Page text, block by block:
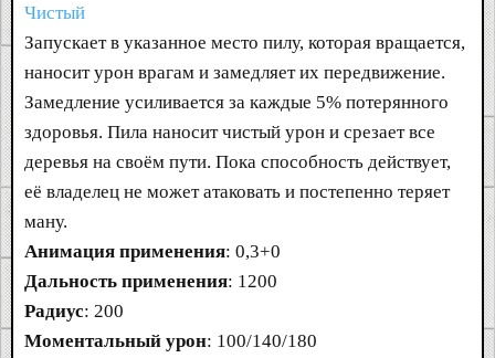
Чистый
Запускает в указанное место пилу, которая вращается,
наносит урон врагам и замедляет их передвижение.
Замедление усиливается за каждые 5% потерянного
здоровья. Пила наносит чистый урон и срезает все
деревья на своём пути. Пока способность действует,
её владелец не может атаковать и постепенно теряет
ману.
Анимация применения: 0,3+0
Дальность применения: 1200
Радиус: 200
Моментальный урон: 100/140/180